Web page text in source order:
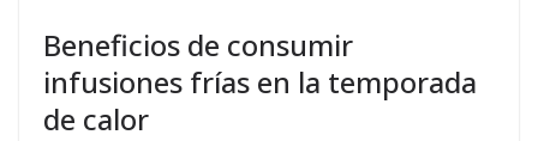
Beneficios de consumir
infusiones frías en la temporada
de calor